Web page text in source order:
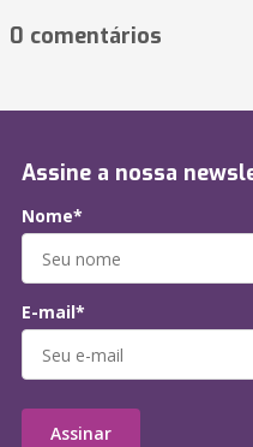
0 comentários
Assine a nossa
Nome*
E-mail*
Assinar